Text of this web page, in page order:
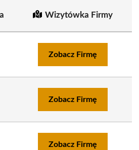
Wizytówka Firmy
Zobacz Firmę
Zobacz Firmę
Zobacz Firmę